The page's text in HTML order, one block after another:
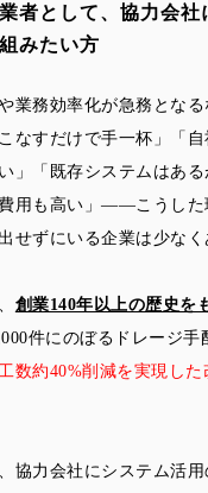
者として、協力会
みたい方
業務効率化が急務となる
なすだけで手一杯」「
」「既存システムはあ
用も高い」——こうした
せずにいる企業は少なく
創業140年以上の歴史を
件にのぼるドレージ手
数約40%削減を実現した
協力会社にシステム活